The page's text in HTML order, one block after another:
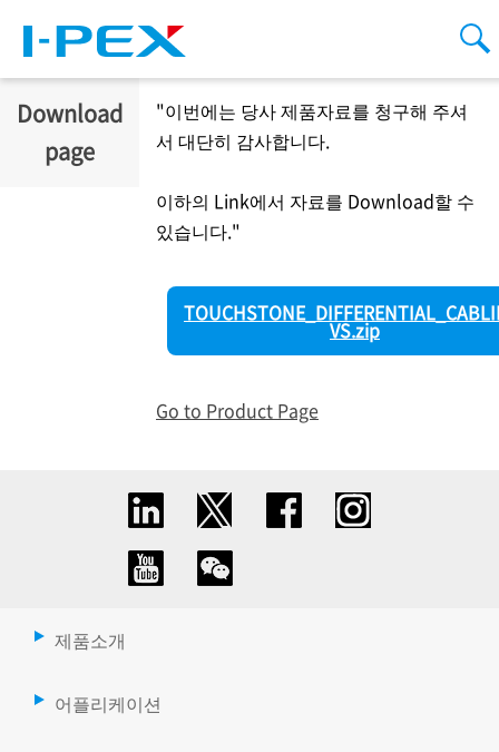
검
Download
page
"이번에는 당사 제품자료를 청구해 주셔
서 대단히 감사합니다.
이하의 Link에서 자료를 Download할 수
있습니다."
VS.zip
Go to Product Page
제품소개
어플리케이션